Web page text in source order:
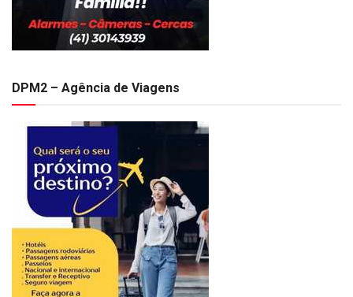
DPM2 – Agência de Viagens